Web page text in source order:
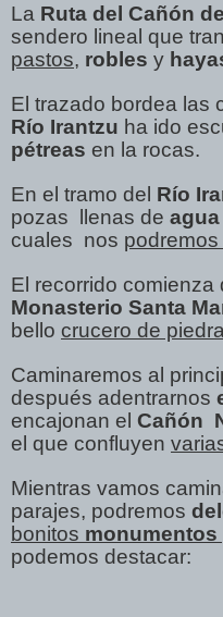
La Ruta del Cañón
sendero lineal que
pastos, robles y
El trazado bordea las
Río Irantzu ha ido
pétreas en la rocas.
En el tramo del Río
pozas llenas de
cuales nos
El recorrido comienza
Monasterio Santa
bello crucero de
Caminaremos al
después adentrarnos
encajonan el Cañón
el que confluyen
Mientras vamos
parajes, podremos
bonitos monumentos
podemos destacar: